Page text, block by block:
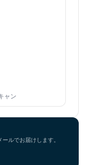
ャン
ルでお届けします。